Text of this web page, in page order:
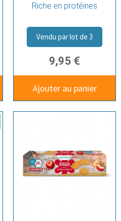
Riche en protéines
Vendu par lot de 3
9,95 €
Ajouter au panier